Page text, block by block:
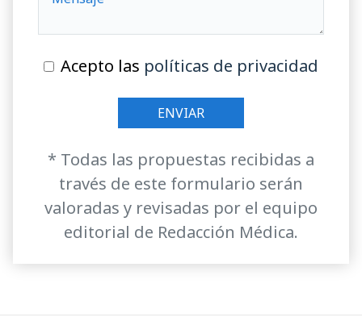
Acepto las políticas de privacidad
* Todas las propuestas recibidas a
través de este formulario serán
valoradas y revisadas por el equipo
editorial de Redacción Médica.